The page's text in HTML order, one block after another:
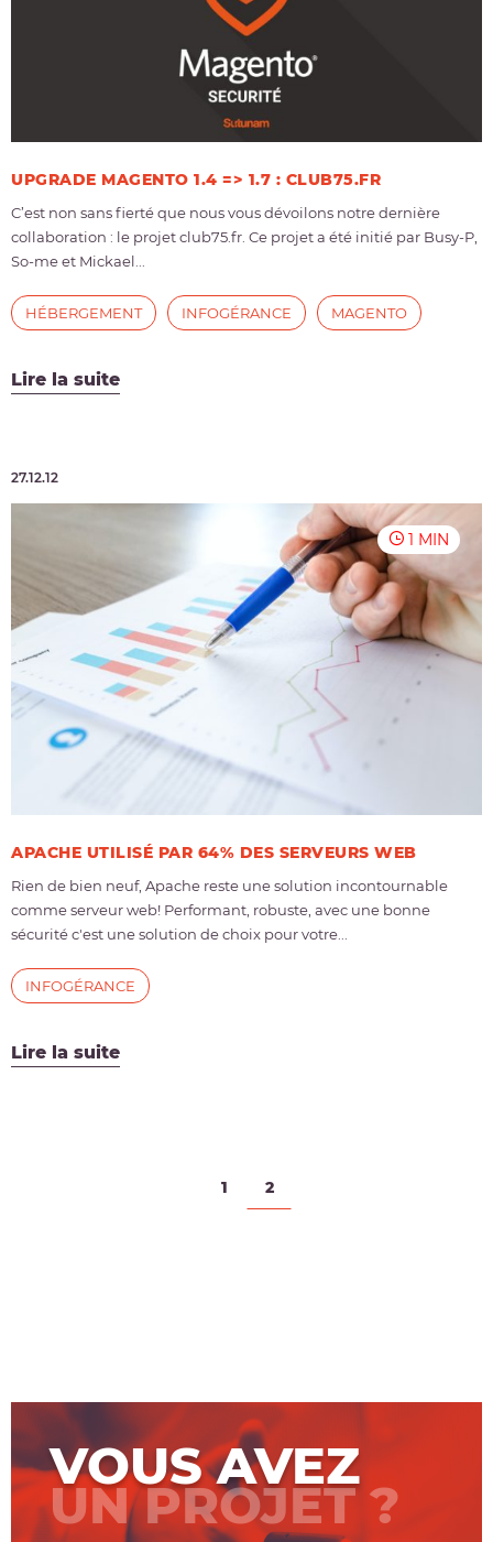
UPGRADE MAGENTO 1.4 => 1.7 : CLUB75.FR
C’est non sans fierté que nous vous dévoilons notre dernière
collaboration : le projet club75.fr. Ce projet a été initié par Busy-P,
So-me et Mickael...
Lire la suite
HÉBERGEMENT INFOGÉRANCE MAGENTO
27.12.12
1 MIN
APACHE UTILISÉ PAR 64% DES SERVEURS WEB
Rien de bien neuf, Apache reste une solution incontournable
comme serveur web! Performant, robuste, avec une bonne
sécurité c'est une solution de choix pour votre...
Lire la suite
INFOGÉRANCE
1 2
VOUS AVEZ
UN PROJET ?